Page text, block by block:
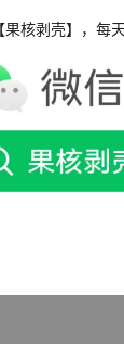
发起
核剥壳】，每